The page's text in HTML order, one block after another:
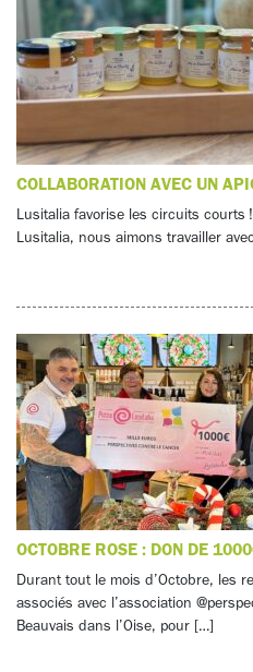
COLLABORATION AVEC UN
Lusitalia favorise les circuits courts
Lusitalia, nous aimons travailler
OCTOBRE ROSE : DON DE
Durant tout le mois d’Octobre, les
associés avec l’association
Beauvais dans l’Oise, pour […]